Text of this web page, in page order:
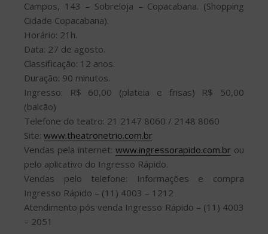
Campos, 143 – Sobreloja – Copacabana. (Shopping
Cidade Copacabana).
Horário: 21h.
Data: 27 de agosto.
Classificação: 12 anos.
Duração: 90 minutos.
Ingresso: R$ 60,00 (plateia e frisas) R$ 50,00
(balcão)
Telefone do teatro: 21 2147 8060 / 2148 8060
Site: www.theatronetrio.com.br
Vendas pela internet: www.ingressorapido.com.br ou
pelo aplicativo do Ingresso Rápido.
Vendas pelo telefone: Informações e compra
Ingresso Rápido – (11) 4003 – 1212
Atendimento pós venda Ingresso Rápido – (11) 4003
– 2051